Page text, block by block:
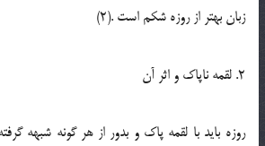
زبان بهتر از روزه شكم است .(2)
2. لقمه ناپاك و اثر آن
روزه باید با لقمه پاك و بدور از هر گونه شبهه